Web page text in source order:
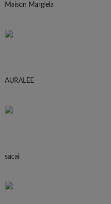
Maison Margiela
AURALEE
sacai